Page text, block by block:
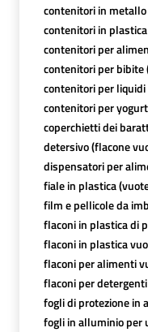
contenitori in
contenitori in
contenitori per
contenitori per bibite
contenitori per liquidi
contenitori per
coperchietti dei
detersivo (flacone
dispensatori per
fiale in plastica
film e pellicole da
flaconi in plastica di
flaconi in plastica
flaconi per alimenti
flaconi per detergenti
fogli di protezione in
fogli in alluminio per